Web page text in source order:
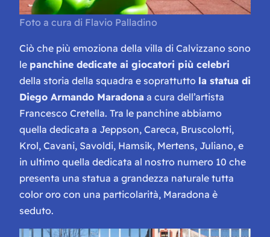
Foto a cura di Flavio Palladino
Ciò che più emoziona della villa di Calvizzano sono
le panchine dedicate ai giocatori più celebri
della storia della squadra e soprattutto la statua di
Diego Armando Maradona a cura dell’artista
Francesco Cretella. Tra le panchine abbiamo
quella dedicata a Jeppson, Careca, Bruscolotti,
Krol, Cavani, Savoldi, Hamsik, Mertens, Juliano, e
in ultimo quella dedicata al nostro numero 10 che
presenta una statua a grandezza naturale tutta
color oro con una particolarità, Maradona è
seduto.